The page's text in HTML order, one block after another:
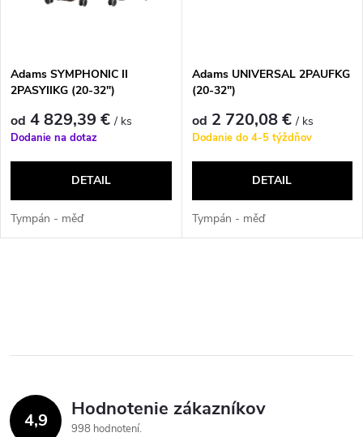
o
v
v
Adams SYMPHONIC II
2PASYIIKG (20-32")
od 4 829,39 €/ ks
Dodanie na dotaz
DETAIL
Tympán - měď
Adams UNIVERSAL 2PAUFKG
(20-32")
od 2 720,08 €/ ks
Dodanie do 4-5 týždňov
DETAIL
Tympán - měď
l
d 4,9 Hodnotenie zákazníkov
998 hodnotení